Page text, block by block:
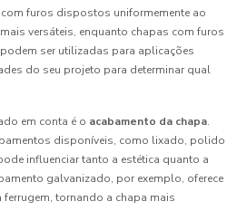
furos dispostos uniformemente ao
versáteis, enquanto chapas com furos
ser utilizadas para aplicações
do seu projeto para determinar qual
em conta é o acabamento da chapa.
disponíveis, como lixado, polido
influenciar tanto a estética quanto a
galvanizado, por exemplo, oferece
tornando a chapa mais